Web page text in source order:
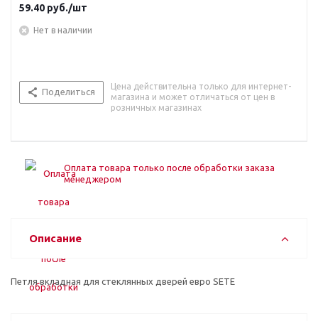
59.40 руб./шт
Нет в наличии
Поделиться
Цена действительна только для интернет-
магазина и может отличаться от цен в
розничных магазинах
Оплата товара только после обработки заказа
менеджером
Описание
Петля вкладная для стеклянных дверей евро SETE